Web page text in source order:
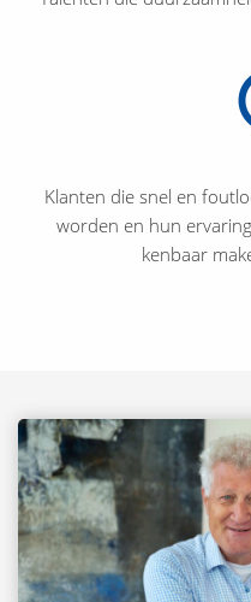
Klanten die snel en
worden en hun
kenbaar